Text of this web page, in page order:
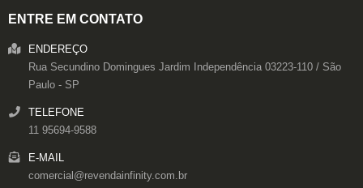
ENTRE EM CONTATO
ENDEREÇO
Rua Secundino Domingues Jardim Independência 03223-110 / São
Paulo - SP
TELEFONE
11 95694-9588
E-MAIL
comercial@revendainfinity.com.br